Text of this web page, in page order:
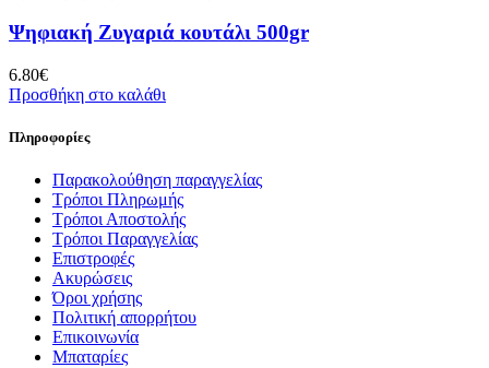
Ψηφιακή Ζυγαριά κουτάλι 500gr
6.80€
Προσθήκη στο καλάθι
Πληροφορίες
Παρακολούθηση παραγγελίας
Τρόποι Πληρωμής
Τρόποι Αποστολής
Τρόποι Παραγγελίας
Επιστροφές
Ακυρώσεις
Όροι χρήσης
Πολιτική απορρήτου
Επικοινωνία
Μπαταρίες